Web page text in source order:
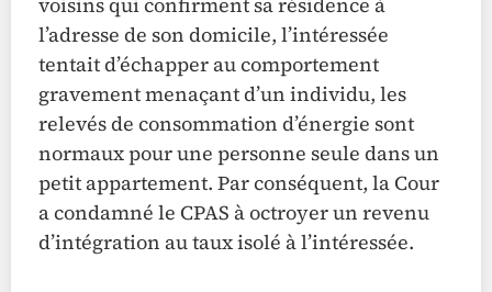
l’adresse de son domicile, l’intéressée
tentait d’échapper au comportement
gravement menaçant d’un individu, les
relevés de consommation d’énergie sont
normaux pour une personne seule dans un
petit appartement. Par conséquent, la Cour
a condamné le CPAS à octroyer un revenu
d’intégration au taux isolé à l’intéressée.